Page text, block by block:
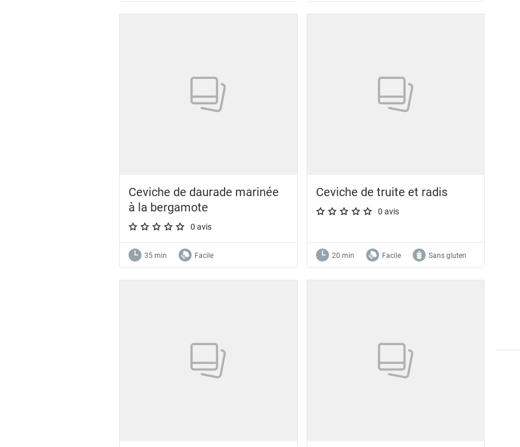
Ceviche de daurade marinée
à la bergamote
A star rating of 0 out of 5.
0 avis
35 min Facile
Ceviche de truite et radis
A star rating of 0 out of 5.
0 avis
20 min Facile Sans gluten